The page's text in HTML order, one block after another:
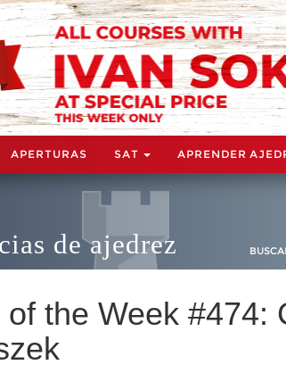
APERTURAS SAT APRENDER
de ajedrez
of the Week #474: